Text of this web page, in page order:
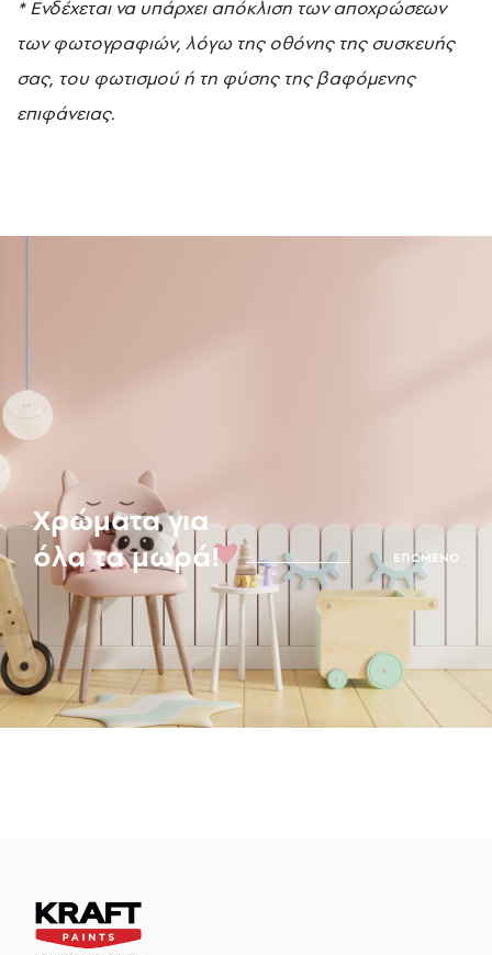
* Ενδέχεται να υπάρχει απόκλιση των αποχρώσεων
των φωτογραφιών, λόγω της οθόνης της συσκευής
σας, του φωτισμού ή τη φύσης της βαφόμενης
επιφάνειας.
Χρώματα για
όλα τα μωρά!
ΕΠΟΜΕΝΟ